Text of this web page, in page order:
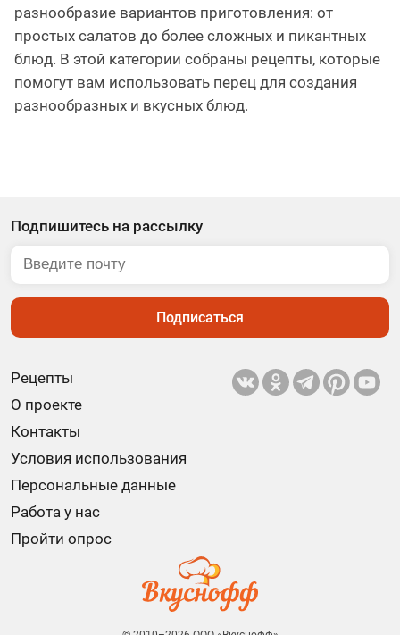
разнообразие вариантов приготовления: от
простых салатов до более сложных и пикантных
блюд. В этой категории собраны рецепты, которые
помогут вам использовать перец для создания
разнообразных и вкусных блюд.
Рецепты
О проекте
Контакты
Условия использования
Персональные данные
Работа у нас
Пройти опрос
Подпишитесь на рассылку
Подписаться